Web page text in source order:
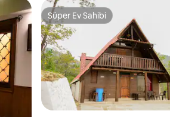
Süper Ev Sahibi
Süper Ev Sahibi